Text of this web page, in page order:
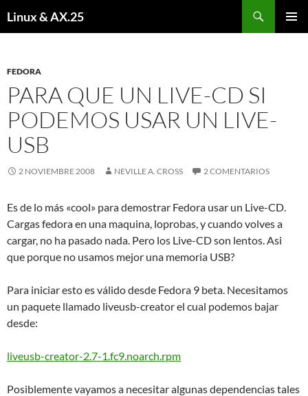
Linux & AX.25
FEDORA
PARA QUE UN LIVE-CD SI
PODEMOS USAR UN LIVE-
USB
2 NOVIEMBRE 2008 NEVILLE A. CROSS 2 COMENTARIOS
Es de lo más «cool» para demostrar Fedora usar un Live-CD.
Cargas fedora en una maquina, loprobas, y cuando volves a
cargar, no ha pasado nada. Pero los Live-CD son lentos. Asi
que porque no usamos mejor una memoria USB?
Para iniciar esto es válido desde Fedora 9 beta. Necesitamos
un paquete llamado liveusb-creator el cual podemos bajar
desde:
liveusb-creator-2.7-1.fc9.noarch.rpm
Posiblemente vayamos a necesitar algunas dependencias tales